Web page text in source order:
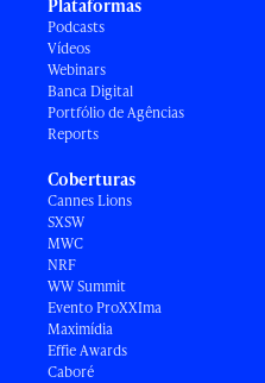
Plataformas
Podcasts
Vídeos
Webinars
Banca Digital
Portfólio de Agências
Reports
Coberturas
Cannes Lions
SXSW
MWC
NRF
WW Summit
Evento ProXXIma
Maximídia
Effie Awards
Caboré